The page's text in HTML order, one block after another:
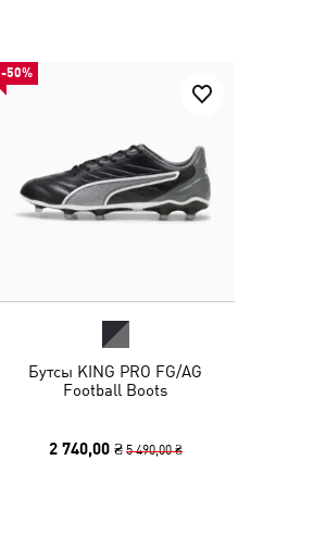
-50%
Бутсы KING PRO FG/AG
Football Boots
2 740,00 ₴ 5 490,00 ₴